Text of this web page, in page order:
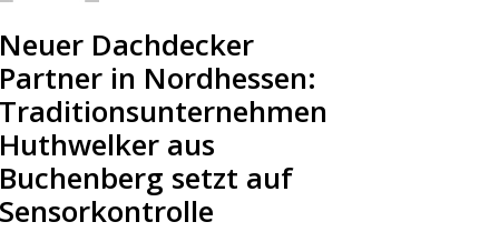
Neuer Dachdecker
Partner in Nordhessen:
Traditionsunternehmen
Huthwelker aus
Buchenberg setzt auf
Sensorkontrolle